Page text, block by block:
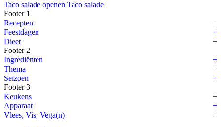
Taco salade openen Taco salade
Footer 1
Recepten
Feestdagen
Dieet
Footer 2
Ingrediënten
Thema
Seizoen
Footer 3
Keukens
Apparaat
Vlees, Vis, Vega(n)